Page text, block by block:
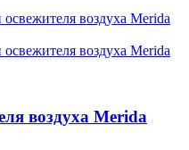
воздуха Merida